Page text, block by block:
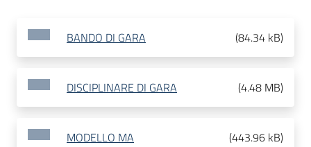
BANDO DI GARA (84.34 kB)
DISCIPLINARE DI GARA (4.48 MB)
MODELLO MA (443.96 kB)